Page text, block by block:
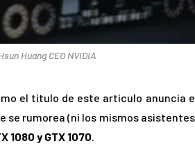
Huang CEO NVIDIA
el titulo de este articulo anuncia
se rumorea (ni los mismos
1080 y GTX 1070.